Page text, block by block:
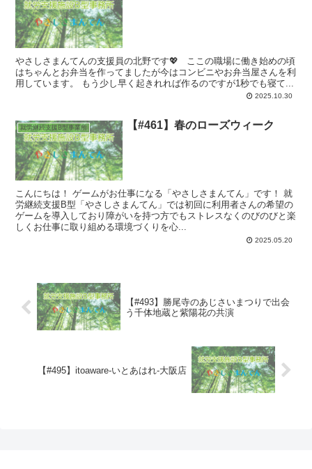
やさしさまんてんの支援員の北野です💖 ここの職場に働き始めの頃
はちゃんとお弁当を作ってましたが今はコンビニやお弁当屋さんを利
用しています。 もう少し早く起きれれば作るのですが1秒でも寝て...
2025.10.30
就労継続支援B型事業所 【#461】春のローズウィーク
こんにちは！ ゲームがお仕事になる「やさしさまんてん」です！ 就
労継続支援B型「やさしさまんてん」では初回に利用者さんの希望の
ゲームを導入しており障がいを持つ方でもストレスなくのびのびと楽
しくお仕事に取り組める環境づくりを心...
2025.05.20
【#493】勝尾寺のあじさいまつりで出会
う千体地蔵と紫陽花の共演
【#495】itoaware-いとあはれ-大阪店